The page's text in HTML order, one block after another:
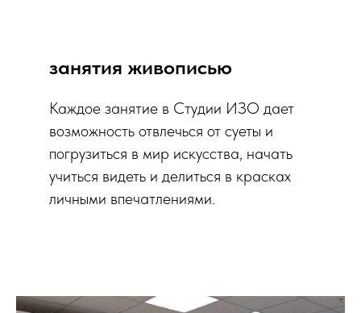
занятия живописью
Каждое занятие в Студии ИЗО дает
возможность отвлечься от суеты и
погрузиться в мир искусства, начать
учиться видеть и делиться в красках
личными впечатлениями.